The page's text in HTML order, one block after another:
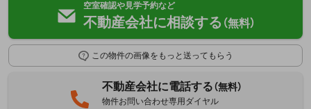
空室確認や見学予約など
不動産会社に相談する （無料）
この物件の画像をもっと送ってもらう
不動産会社に電話する（無料）
物件お問い合わせ専用ダイヤル